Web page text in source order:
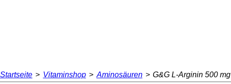
Startseite > Vitaminshop > Aminosäuren > G&G L-Arginin 500 mg